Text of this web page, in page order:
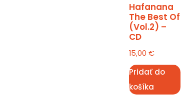
Hafanana
The Best Of
(Vol.2) –
CD
15,00€
Pridať do
košíka